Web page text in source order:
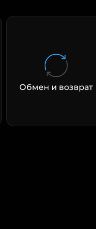
Обмен и возврат
раз в 2 недели